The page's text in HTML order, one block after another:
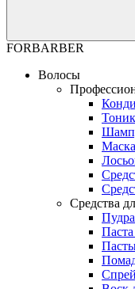
FORBARBER
Волосы
Средства